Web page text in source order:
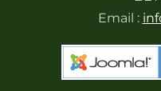
Email :